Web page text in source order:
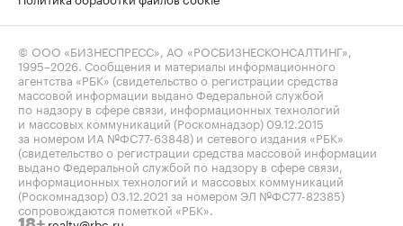
© ООО «БИЗНЕСПРЕСС», АО «РОСБИЗНЕСКОНСАЛТИНГ»,
1995–2026 . Сообщения и материалы информационного
агентства «РБК» (свидетельство о регистрации средства
массовой информации выдано Федеральной службой
по надзору в сфере связи, информационных технологий
и массовых коммуникаций (Роскомнадзор) 09.12.2015
за номером ИА №ФС77-63848) и сетевого издания «РБК»
(свидетельство о регистрации средства массовой информации
выдано Федеральной службой по надзору в сфере связи,
информационных технологий и массовых коммуникаций
(Роскомнадзор) 03.12.2021 за номером ЭЛ №ФС77-82385)
сопровождаются пометкой «РБК».